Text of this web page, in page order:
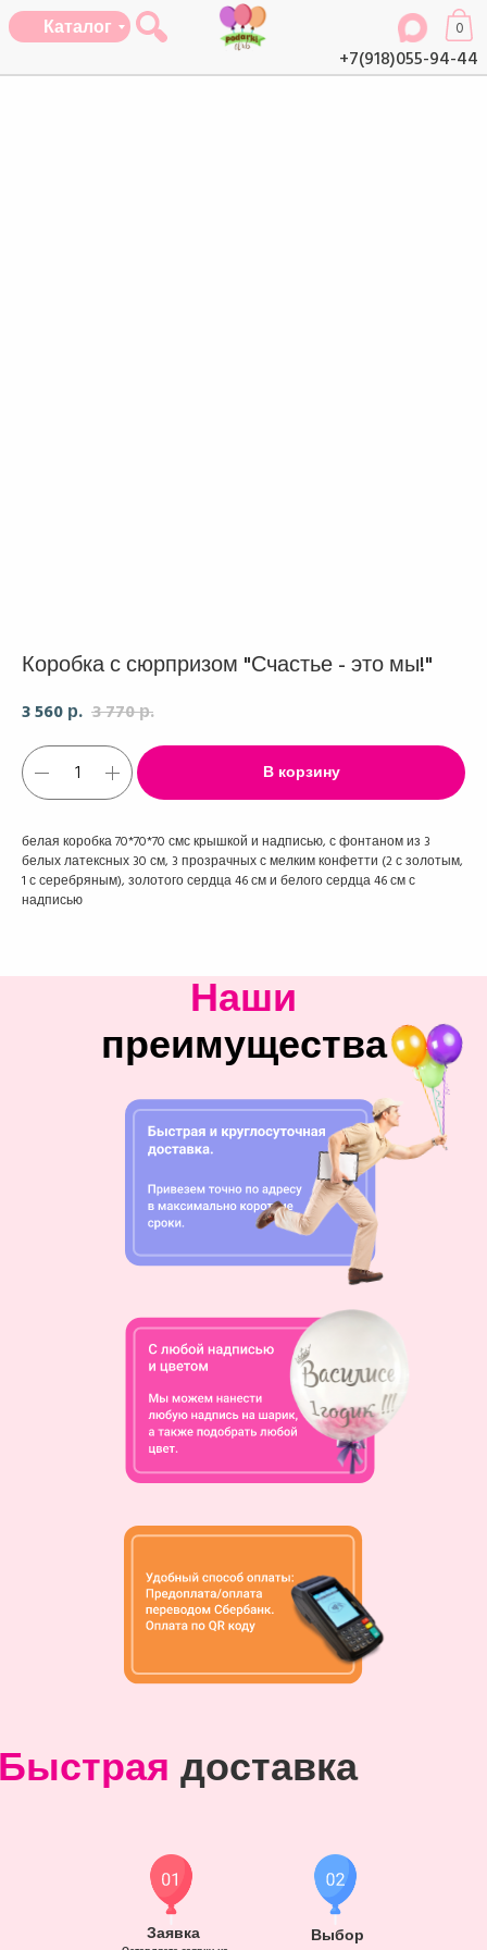
+7(918)055-94-44
0
Каталог
Коробка с сюрпризом "Счастье - это мы!"
3 560 р. 3 770р.
В корзину
белая коробка 70*70*70 смс крышкой и надписью, с фонтаном из 3
белых латексных 30 см, 3 прозрачных с мелким конфетти (2 с золотым,
1 с серебряным), золотого сердца 46 см и белого сердца 46 см с
надписью
Наши
преимущества
доставка
Заявка Выбор